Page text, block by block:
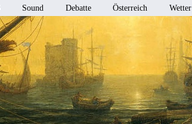
Sound Debatte Österreich Wetter